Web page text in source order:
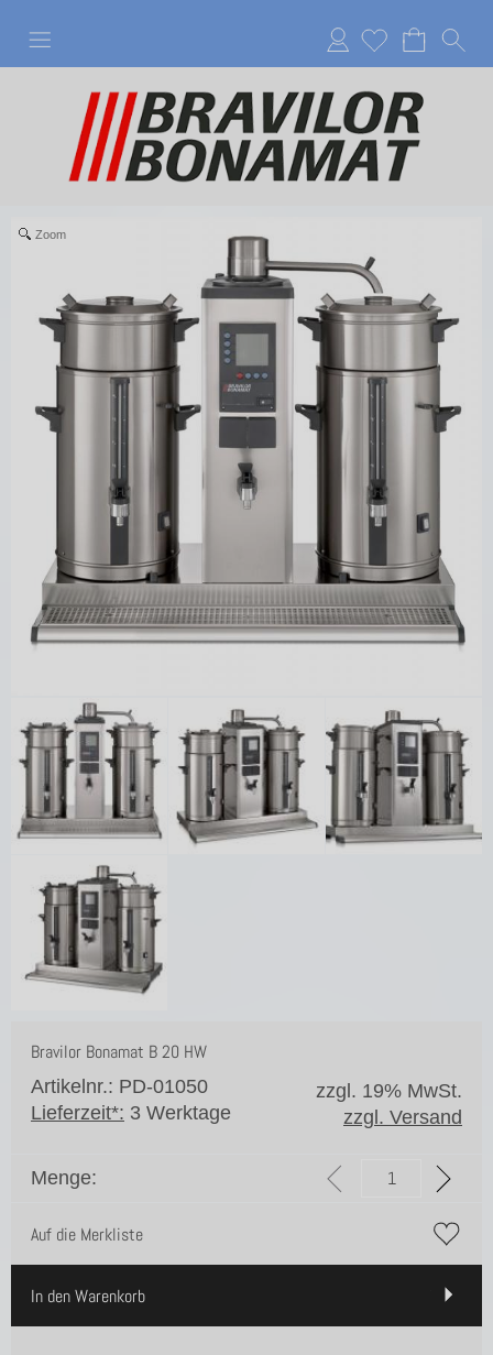
Anmelden
Zoom
Bravilor Bonamat B 20 HW
Artikelnr.: PD-01050
Lieferzeit*: 3 Werktage
zzgl. 19% MwSt.
zzgl. Versand
Menge:
Auf die Merkliste
In den Warenkorb